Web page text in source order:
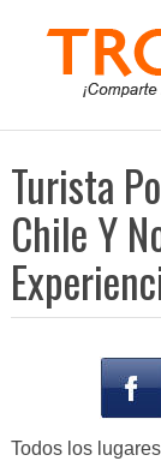
Turista
Chile Y
Todos los